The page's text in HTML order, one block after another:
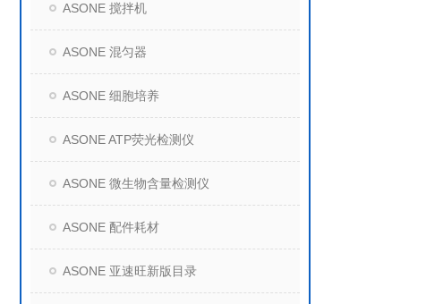
ASONE 搅拌机
ASONE 混匀器
ASONE 细胞培养
ASONE ATP荧光检测仪
ASONE 微生物含量检测仪
ASONE 配件耗材
ASONE 亚速旺新版目录